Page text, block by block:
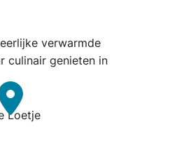
verwarmde
culinair genieten in